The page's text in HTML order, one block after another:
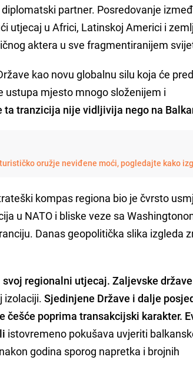
partner. Posredovanje
utjecaj u Africi, Latinskoj Americi i
aktera u sve fragmentiranijem
kao novu globalnu silu koja će
ustupa mjesto mnogo složenijem i
ta tranzicija nije vidljivija nego na
oružje neviđene moći, pogledajte kako
kompas regiona bio je čvrsto
u NATO i bliske veze sa
Danas geopolitička slika izgleda
regionalni utjecaj. Zaljevske
izolaciji.Sjedinjene Države i dalje
poprima transakcijski karakter.
istovremeno pokušava uvjeriti
godina sporog napretka i brojnih